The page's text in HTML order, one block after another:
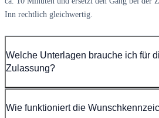
Inn rechtlich gleichwertig.
Welche Unterlagen brauche ich für
Zulassung?
Wie funktioniert die